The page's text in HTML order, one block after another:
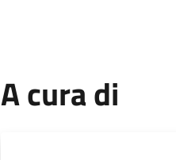
A cura di